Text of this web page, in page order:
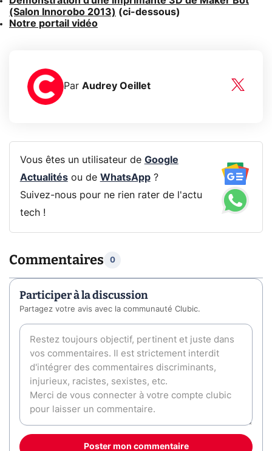
(Salon Innorobo 2013) (ci-dessous)
Notre portail vidéo
Par Audrey Oeillet
Vous êtes un utilisateur de Google
Actualitésou de WhatsApp?
Suivez-nous pour ne rien rater de l'actu
tech !
Commentaires 0
Participer à la discussion
Partagez votre avis avec la communauté Clubic.
Poster mon commentaire